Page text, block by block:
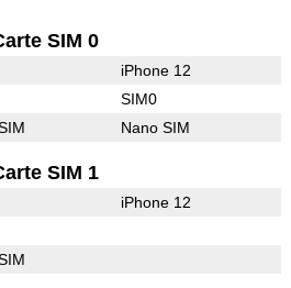
SIM 0
iPhone 12
SIM0
Nano SIM
SIM 1
iPhone 12